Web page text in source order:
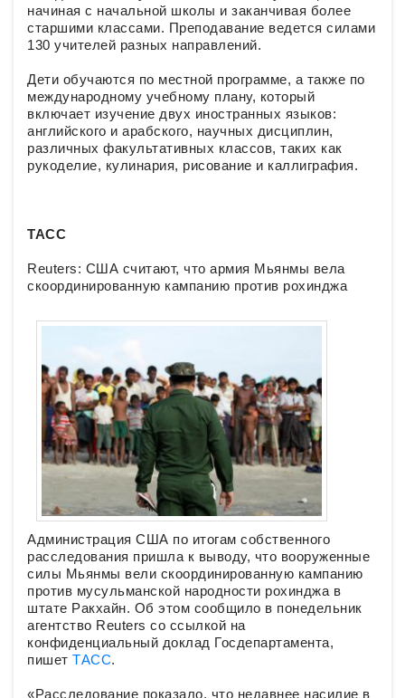
начиная с начальной школы и заканчивая более
старшими классами. Преподавание ведется силами
130 учителей разных направлений.
Дети обучаются по местной программе, а также по
международному учебному плану, который
включает изучение двух иностранных языков:
английского и арабского, научных дисциплин,
различных факультативных классов, таких как
рукоделие, кулинария, рисование и каллиграфия.
ТАСС
Reuters: США считают, что армия Мьянмы вела
скоординированную кампанию против рохинджа
Администрация США по итогам собственного
расследования пришла к выводу, что вооруженные
силы Мьянмы вели скоординированную кампанию
против мусульманской народности рохинджа в
штате Ракхайн. Об этом сообщило в понедельник
агентство Reuters со ссылкой на
конфиденциальный доклад Госдепартамента,
пишет ТАСС.
«Расследование показало, что недавнее насилие в